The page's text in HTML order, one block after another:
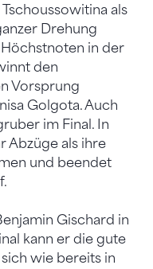
als
Drehung
in der
den
Vorsprung
Golgota. Auch
im Final. In
Abzüge als ihre
und beendet
Gischard in
kann er die gute
wie bereits in